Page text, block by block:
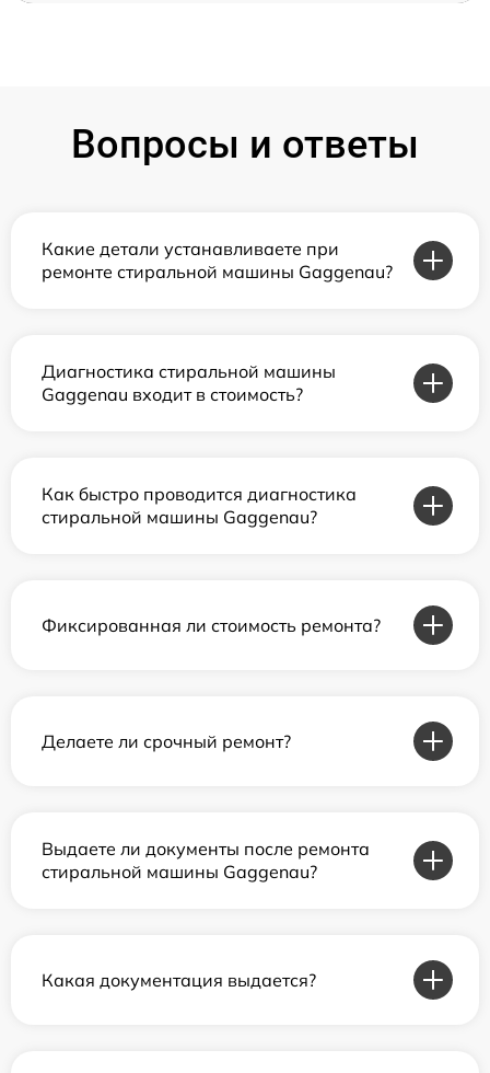
Вопросы и ответы
Какие детали устанавливаете при
ремонте стиральной машины Gaggenau?
Диагностика стиральной машины
Gaggenau входит в стоимость?
Как быстро проводится диагностика
стиральной машины Gaggenau?
Фиксированная ли стоимость ремонта?
Делаете ли срочный ремонт?
Выдаете ли документы после ремонта
стиральной машины Gaggenau?
Какая документация выдается?